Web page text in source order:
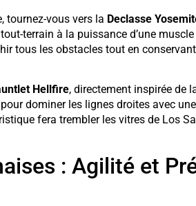
tournez-vous vers la Declasse
terrain à la puissance d’une
tous les obstacles tout en
Hellfire, directement inspirée de
dominer les lignes droites avec
fera trembler les vitres de Los
: Agilité et